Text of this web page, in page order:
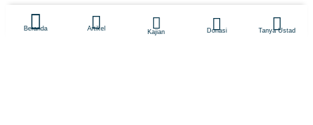
Beranda Artikel Kajian Donasi Tanya Ustad